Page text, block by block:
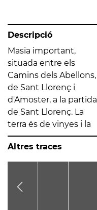
Descripció
Masia important,
situada entre els
Camins dels Abellons,
de Sant Llorenç i
d'Amoster, a la partida
de Sant Llorenç. La
terra és de vinyes i la
masia té moltes sitges.
En dividir la finca entre
els germans es va
bastir un nou edifici a
no gaire distància del
Altres traces